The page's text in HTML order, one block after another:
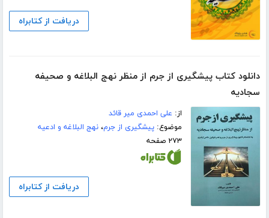
دریافت از کتابراه
دانلود کتاب پیشگیری از جرم از منظر نهج البلاغه و صحیفه
سجادیه
از: علی احمدی میر قائد
موضوع:پیشگیری از جرم،نهج البلاغه و ادعیه
۲۷۳ صفحه
دریافت از کتابراه